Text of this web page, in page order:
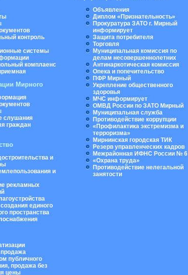
контроль
системы
комплаенс
Мирного
слушания
граждан
и
и
рекламных
единого
пространства
публичного
продажа без
цены
Объявления
Диплом «Признательность»
Прокуратура ЗАТО г. Мирный
информирует
Защита потребителя
Торговля
Муниципальная комиссия по
делам несовершеннолетних
Антинаркотическая комиссия
Опека и попечительство
ПФР Мирный
Укрепление общественного
здоровья
МЧС информирует
ОМВД России по ЗАТО Мирный
Муниципальная cлужба
Противодействие коррупции
«Профилактика экстремизма и
терроризма»
Мирнинская городская ТИК
Резерв управленческих кадров
Межрайонная ИФНС России № 6
«Охрана труда»
Противодействие нелегальной
занятости